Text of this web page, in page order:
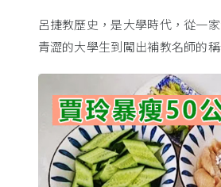
呂捷教歷史，是大學時代，從一
青澀的大學生到闖出補教名師的稱
裡幾乎沒有臺灣史，一路 ...